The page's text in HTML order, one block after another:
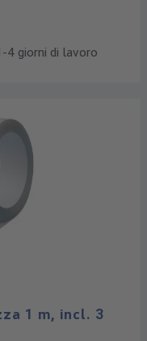
4 giorni di lavoro
1 m, incl. 3